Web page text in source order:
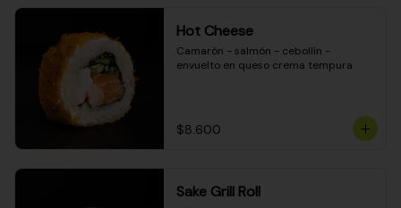
Hot Cheese
Camarón - salmón - cebollín -
envuelto en queso crema tempura
$8.600
Sake Grill Roll